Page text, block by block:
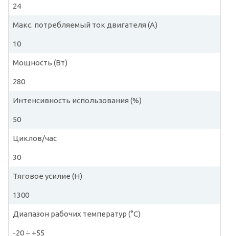
24
Макс. потребляемый ток двигателя (A)
10
Мощность (Вт)
280
Интенсивность использования (%)
50
Циклов/час
30
Тяговое усилие (Н)
1300
Диапазон рабочих температур (°C)
-20 ÷ +55